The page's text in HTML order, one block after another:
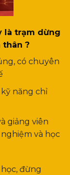
là trạm dừng
thân ?
có chuyên
năng chỉ
giảng viên
và học
đừng